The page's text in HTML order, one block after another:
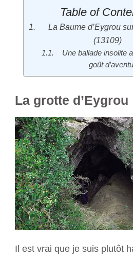
Table of
La Baume d’Eygrou
(13109)
Une ballade insolite
goût
La grotte d’Eygrou
Il est vrai que je suis plutôt